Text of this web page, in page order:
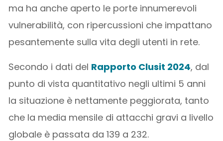
ma ha anche aperto le porte innumerevoli
vulnerabilità, con ripercussioni che impattano
pesantemente sulla vita degli utenti in rete.
Secondo i dati del Rapporto Clusit 2024, dal
punto di vista quantitativo negli ultimi 5 anni
la situazione è nettamente peggiorata, tanto
che la media mensile di attacchi gravi a livello
globale è passata da 139 a 232.